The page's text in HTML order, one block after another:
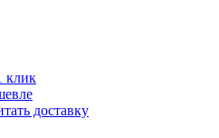
клик
доставку